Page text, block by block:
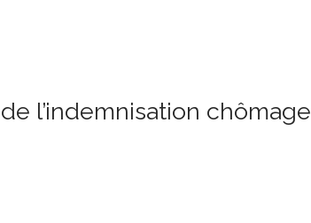
l’indemnisation chômage